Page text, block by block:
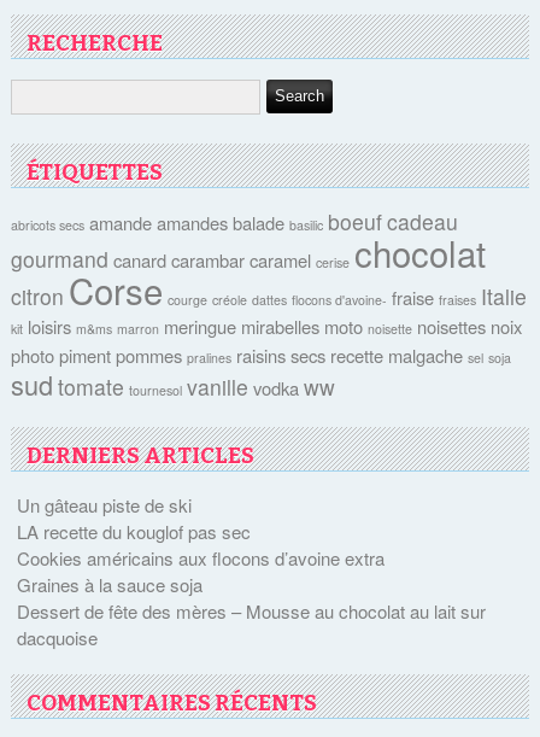
RECHERCHE
ÉTIQUETTES
abricots secs amande amandes balade basilic boeufcadeau
gourmand canard carambar caramel cerise chocolat
citron Corse courge créole dattes flocons d'avoine- fraise fraises Italie
kit loisirs m&ms marron meringue mirabelles moto noisette noisettes noix
photo piment pommes pralines raisins secs recette malgache sel soja
sud tomate tournesol vanille vodka ww
DERNIERS ARTICLES
Un gâteau piste de ski
LA recette du kouglof pas sec
Cookies américains aux flocons d’avoine extra
Graines à la sauce soja
Dessert de fête des mères – Mousse au chocolat au lait sur
dacquoise
COMMENTAIRES RÉCENTS